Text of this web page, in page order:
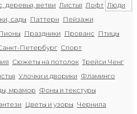
деревья, ветви Листья Лофт Люди
сады Паттерн
Пейзажи
Праздники Прованс
Птицы
Петербург Спорт
Сюжеты на потолок Трейси Ченг
Улочки и дворики Фламинго
мрамор Фоны и текстуры
Цветы и узоры Чернила